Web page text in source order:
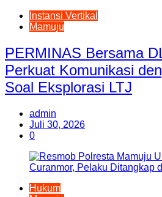
Instansi Vertikal
Mamuju
PERMINAS Bersama
Perkuat Komunikasi
Soal Eksplorasi LTJ
admin
Juli 30, 2026
0
Hukum